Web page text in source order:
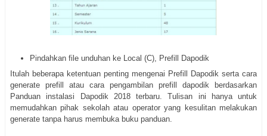
Pindahkan file unduhan ke Local (C), Prefill Dapodik
Itulah beberapa ketentuan penting mengenai Prefill Dapodik serta cara
generate prefill atau cara pengambilan prefill dapodik berdasarkan
Panduan instalasi Dapodik 2018 terbaru. Tulisan ini hanya untuk
memudahkan pihak sekolah atau operator yang kesulitan melakukan
generate tanpa harus membuka buku panduan.